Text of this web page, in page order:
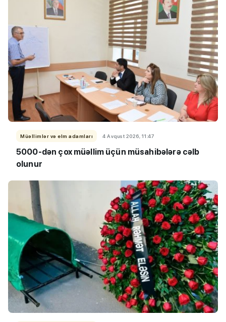
Müəllimlər və elm adamları 4 Avqust 2026, 11:47
5000-dən çox müəllim üçün müsahibələrə cəlb
olunur